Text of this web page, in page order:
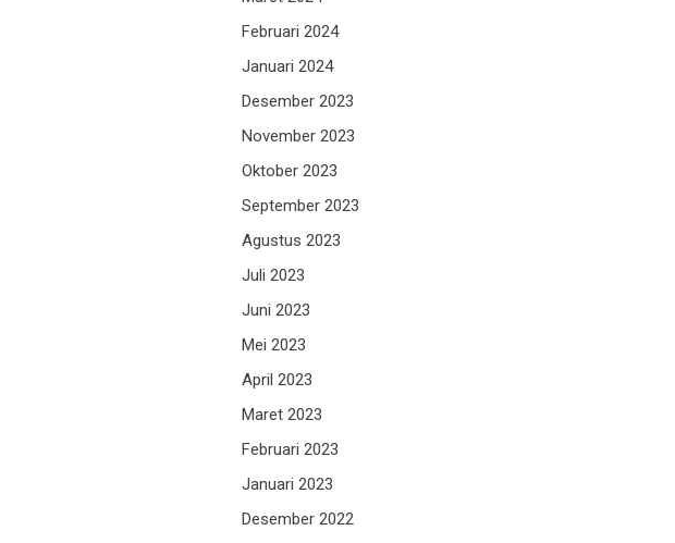
Februari 2024
Januari 2024
Desember 2023
November 2023
Oktober 2023
September 2023
Agustus 2023
Juli 2023
Juni 2023
Mei 2023
April 2023
Maret 2023
Februari 2023
Januari 2023
Desember 2022